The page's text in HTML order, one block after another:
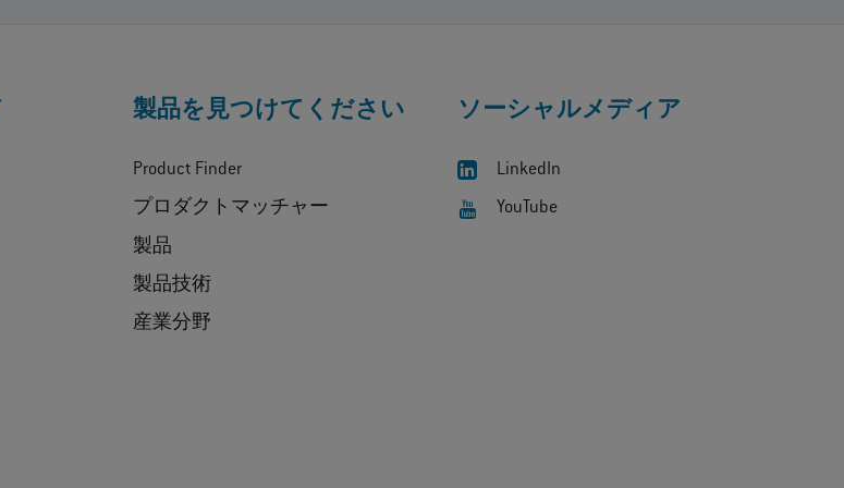
製品を見つけてください
Product Finder
プロダクトマッチャー
製品
製品技術
産業分野
ソーシャルメディア
LinkedIn
YouTube